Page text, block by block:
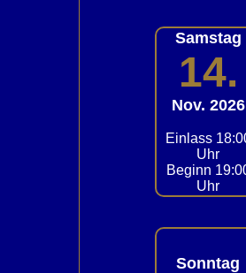
Samstag
14.
Nov. 2026
Einlass
Uhr
Beginn
Uhr
Sonntag